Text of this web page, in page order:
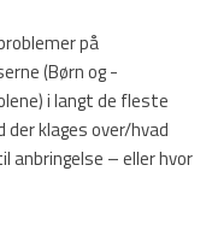
på
(Børn og -
i langt de fleste
klages over/hvad
anbringelse – eller hvor